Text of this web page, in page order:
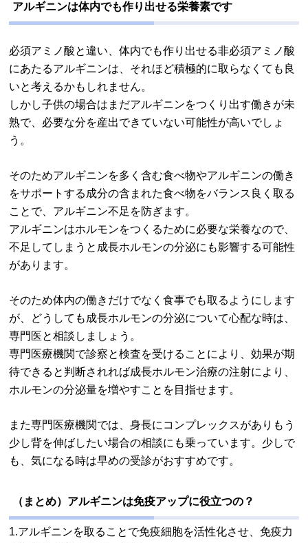
アルギニンは体内でも作り出せる栄養素です
必須アミノ酸と違い、体内でも作り出せる非必須アミノ酸
にあたるアルギニンは、それほど積極的に取らなくても良
いと考えるかもしれません。
しかし子供の場合はまだアルギニンをつくり出す働きが未
熟で、必要な分を産出できていない可能性が高いでしょ
う。
そのためアルギニンを多く含む食べ物やアルギニンの働き
をサポートする成分の含まれた食べ物をバランス良く取る
ことで、アルギニン不足を防ぎます。
アルギニンはホルモンをつくるために必要な栄養なので、
不足してしまうと成長ホルモンの分泌にも影響する可能性
があります。
そのため体内の働きだけでなく食事でも取るようにします
が、どうしても成長ホルモンの分泌について心配な時は、
専門医と相談しましょう。
専門医療機関で診察と検査を受けることにより、効果が期
待できると判断されれば成長ホルモン治療の注射により、
ホルモンの分泌量を増やすことを目指せます。
また専門医療機関では、身長にコンプレックスがありもう
少し背を伸ばしたい場合の相談にも乗っています。少しで
も、気になる時は早めの受診がおすすめです。
（まとめ）アルギニンは免疫アップに役立つの？
1.アルギニンを取ることで免疫細胞を活性化させ、免疫力